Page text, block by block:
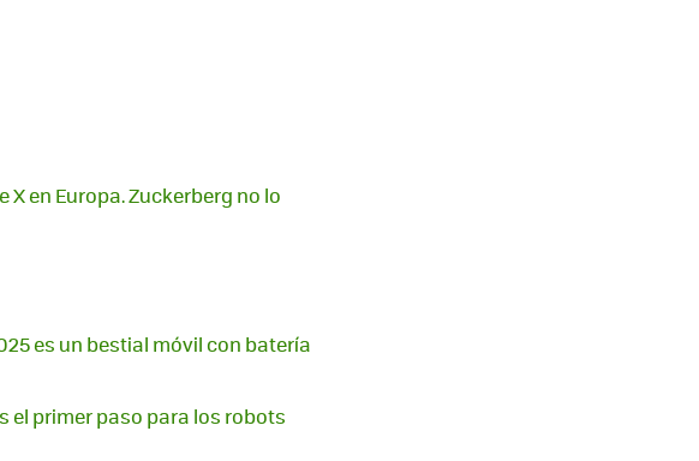
en Europa. Zuckerberg no lo
es un bestial móvil con batería
el primer paso para los robots